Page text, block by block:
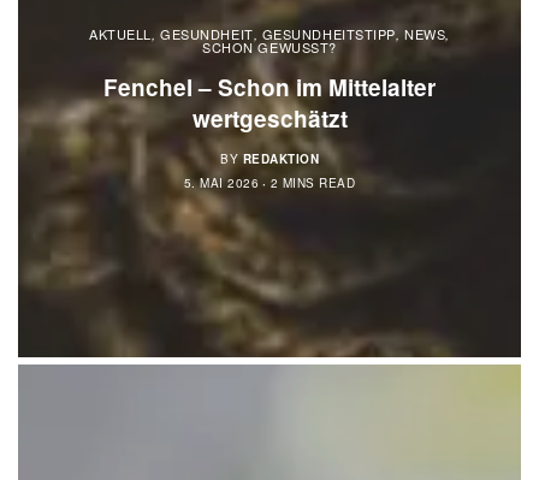
AKTUELL ,GESUNDHEIT, GESUNDHEITSTIPP,NEWS,
SCHON GEWUSST?
Fenchel – Schon im Mittelalter
wertgeschätzt
BY REDAKTION
5. MAI 2026
2 MINS READ